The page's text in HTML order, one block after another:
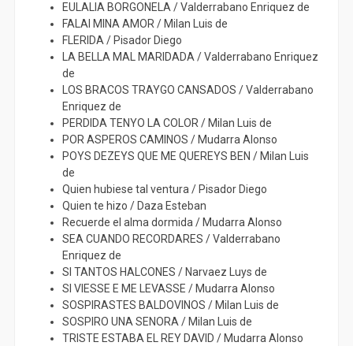
EULALIA BORGONELA / Valderrabano Enriquez de
FALAI MINA AMOR / Milan Luis de
FLERIDA / Pisador Diego
LA BELLA MAL MARIDADA / Valderrabano Enriquez
de
LOS BRACOS TRAYGO CANSADOS / Valderrabano
Enriquez de
PERDIDA TENYO LA COLOR / Milan Luis de
POR ASPEROS CAMINOS / Mudarra Alonso
POYS DEZEYS QUE ME QUEREYS BEN / Milan Luis
de
Quien hubiese tal ventura / Pisador Diego
Quien te hizo / Daza Esteban
Recuerde el alma dormida / Mudarra Alonso
SEA CUANDO RECORDARES / Valderrabano
Enriquez de
SI TANTOS HALCONES / Narvaez Luys de
SI VIESSE E ME LEVASSE / Mudarra Alonso
SOSPIRASTES BALDOVINOS / Milan Luis de
SOSPIRO UNA SENORA / Milan Luis de
TRISTE ESTABA EL REY DAVID / Mudarra Alonso